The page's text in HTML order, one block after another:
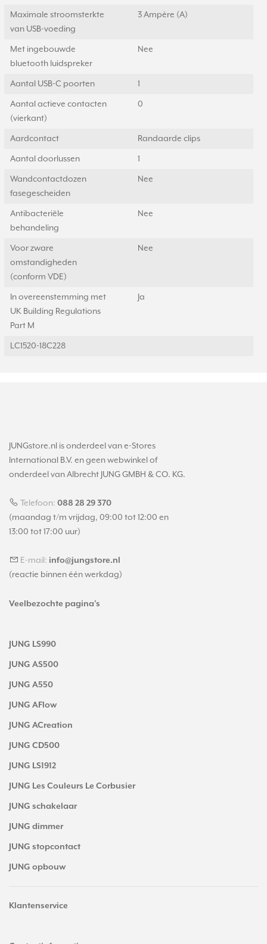
Maximale stroomsterkte
van USB-voeding
3 Ampère (A)
Met ingebouwde
bluetooth luidspreker
Nee
Aantal USB-C poorten 1
Aantal actieve contacten
(vierkant)
0
Aardcontact Randaarde clips
Aantal doorlussen 1
Wandcontactdozen
fasegescheiden
Nee
Antibacteriële
behandeling
Nee
Voor zware
omstandigheden
(conform VDE)
Nee
In overeenstemming met
UK Building Regulations
Part M
Ja
LC1520-18C228
JUNGstore.nl is onderdeel van e-Stores
International B.V. en geen webwinkel of
onderdeel van Albrecht JUNG GMBH & CO. KG.
Telefoon: 088 28 29 370
(maandag t/m vrijdag, 09:00 tot 12:00 en
13:00 tot 17:00 uur)
E-mail: info@jungstore.nl
(reactie binnen één werkdag)
Veelbezochte pagina's
JUNG LS990
JUNG AS500
JUNG A550
JUNG AFlow
JUNG ACreation
JUNG CD500
JUNG LS1912
JUNG Les Couleurs Le Corbusier
JUNG schakelaar
JUNG dimmer
JUNG stopcontact
JUNG opbouw
Klantenservice